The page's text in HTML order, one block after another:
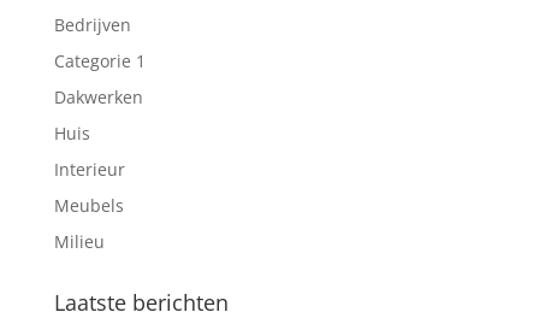
Bedrijven
Categorie 1
Dakwerken
Huis
Interieur
Meubels
Milieu
Laatste berichten